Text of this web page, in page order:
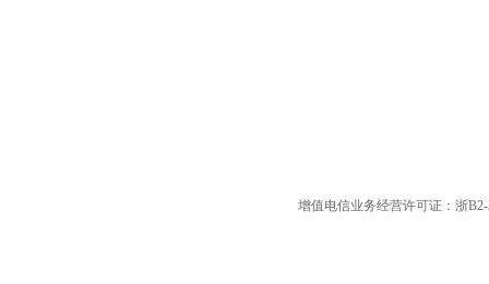
增值电信业务经营许可证：浙